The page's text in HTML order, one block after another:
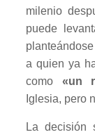
milenio
puede
a quien ya
como «un
Iglesia, pero
La decisión